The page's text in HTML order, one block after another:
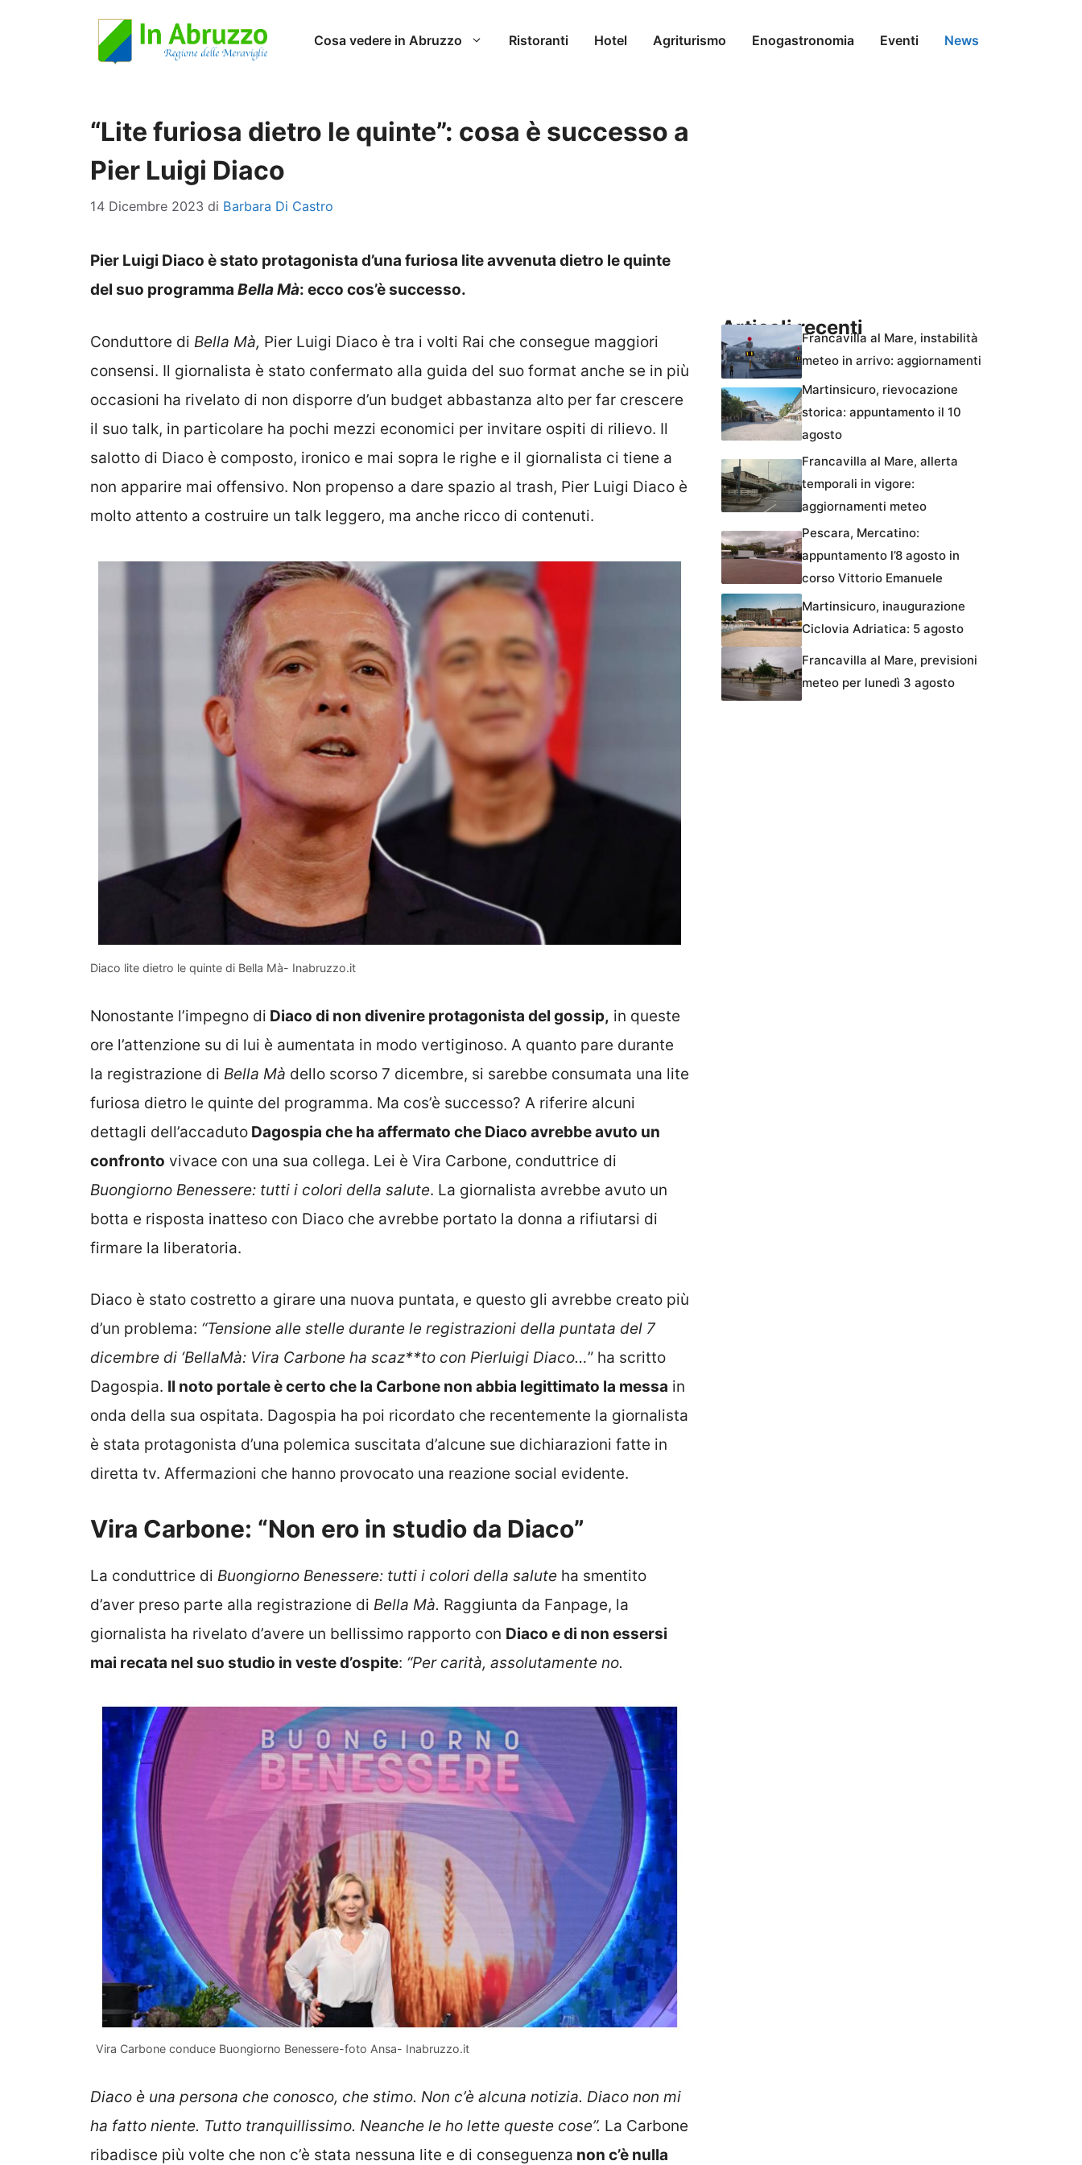
Cosa vedere in Abruzzo Ristoranti Hotel Agriturismo Enogastronomia Eventi News
“Lite furiosa dietro le quinte”: cosa è successo a
Pier Luigi Diaco
14 Dicembre 2023 di Barbara Di Castro
Pier Luigi Diaco è stato protagonista d’una furiosa lite avvenuta dietro le quinte
del suo programma Bella Mà: ecco cos’è successo.
Conduttore di Bella Mà, Pier Luigi Diaco è tra i volti Rai che consegue maggiori
consensi. Il giornalista è stato confermato alla guida del suo format anche se in più
occasioni ha rivelato di non disporre d’un budget abbastanza alto per far crescere
il suo talk, in particolare ha pochi mezzi economici per invitare ospiti di rilievo. Il
salotto di Diaco è composto, ironico e mai sopra le righe e il giornalista ci tiene a
non apparire mai offensivo. Non propenso a dare spazio al trash, Pier Luigi Diaco è
molto attento a costruire un talk leggero, ma anche ricco di contenuti.
Diaco lite dietro le quinte di Bella Mà- Inabruzzo.it
Nonostante l’impegno di Diaco di non divenire protagonista del gossip, in queste
ore l’attenzione su di lui è aumentata in modo vertiginoso. A quanto pare durante
la registrazione di Bella Mà dello scorso 7 dicembre, si sarebbe consumata una lite
furiosa dietro le quinte del programma. Ma cos’è successo? A riferire alcuni
dettagli dell’accaduto Dagospia che ha affermato che Diaco avrebbe avuto un
confronto vivace con una sua collega. Lei è Vira Carbone, conduttrice di
Buongiorno Benessere: tutti i colori della salute. La giornalista avrebbe avuto un
botta e risposta inatteso con Diaco che avrebbe portato la donna a rifiutarsi di
firmare la liberatoria.
Diaco è stato costretto a girare una nuova puntata, e questo gli avrebbe creato più
d’un problema: “Tensione alle stelle durante le registrazioni della puntata del 7
dicembre di ‘BellaMà: Vira Carbone ha scaz**to con Pierluigi Diaco…” ha scritto
Dagospia. Il noto portale è certo che la Carbone non abbia legittimato la messa in
onda della sua ospitata. Dagospia ha poi ricordato che recentemente la giornalista
è stata protagonista d’una polemica suscitata d’alcune sue dichiarazioni fatte in
diretta tv. Affermazioni che hanno provocato una reazione social evidente.
Vira Carbone: “Non ero in studio da Diaco”
La conduttrice di Buongiorno Benessere: tutti i colori della salute ha smentito
d’aver preso parte alla registrazione di Bella Mà. Raggiunta da Fanpage, la
giornalista ha rivelato d’avere un bellissimo rapporto con Diaco e di non essersi
mai recata nel suo studio in veste d’ospite: “Per carità, assolutamente no.
Vira Carbone conduce Buongiorno Benessere-foto Ansa- Inabruzzo.it
Diaco è una persona che conosco, che stimo. Non c’è alcuna notizia. Diaco non mi
ha fatto niente. Tutto tranquillissimo. Neanche le ho lette queste cose”. La Carbone
ribadisce più volte che non c’è stata nessuna lite e di conseguenza non c’è nulla
Articoli recentiFrancavilla al Mare, instabilità
meteo in arrivo: aggiornamenti
Martinsicuro, rievocazione
storica: appuntamento il 10
agosto
Francavilla al Mare, allerta
temporali in vigore:
aggiornamenti meteo
Pescara, Mercatino:
appuntamento l’8 agosto in
corso Vittorio Emanuele
Martinsicuro, inaugurazione
Ciclovia Adriatica: 5 agosto
Francavilla al Mare, previsioni
meteo per lunedì 3 agosto